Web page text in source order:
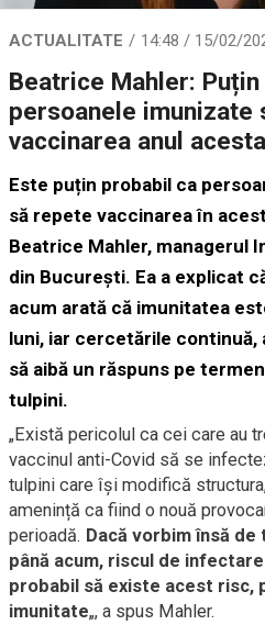
ACTUALITATE 14:48 / 15/02/
Beatrice Mahler:
persoanele imunizate
vaccinarea anul acesta
Este puțin probabil ca
să repete vaccinarea în
Beatrice Mahler, managerul
din București. Ea a explicat
acum arată că imunitatea
luni, iar cercetările
să aibă un răspuns pe
tulpini.
„Există pericolul ca cei care au
vaccinul anti-Covid să se
tulpini care își modifică
amenință ca fiind o nouă
perioadă. Dacă vorbim însă
până acum, riscul de
probabil să existe acest risc,
imunitate„, a spus Mahler.